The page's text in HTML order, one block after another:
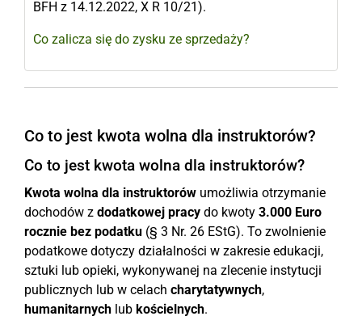
BFH z 14.12.2022, X R 10/21).
Co zalicza się do zysku ze sprzedaży?
Co to jest kwota wolna dla instruktorów?
Co to jest kwota wolna dla instruktorów?
Kwota wolna dla instruktorów umożliwia otrzymanie
dochodów z dodatkowej pracy do kwoty 3.000 Euro
rocznie bez podatku (§ 3 Nr. 26 EStG). To zwolnienie
podatkowe dotyczy działalności w zakresie edukacji,
sztuki lub opieki, wykonywanej na zlecenie instytucji
publicznych lub w celach charytatywnych,
humanitarnych lub kościelnych.